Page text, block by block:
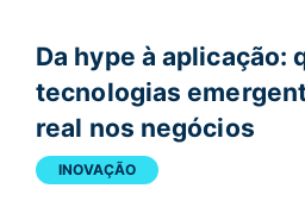
Da hype à aplicação:
tecnologias
real nos negócios
INOVAÇÃO